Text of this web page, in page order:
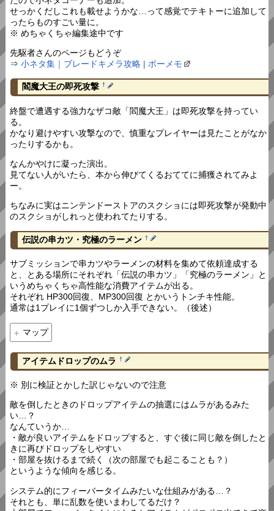
せっかくだしこれも載せようかな…って感覚でテキトーに追加して
ったらものすごい量に。
※ めちゃくちゃ編集途中です
先駆者さんのページもどうぞ
⇒小ネタ集｜ブレードキメラ攻略 | ボーメモ
閻魔大王の即死攻撃 †
終盤で遭遇する強力なザコ敵「閻魔大王」は即死攻撃を持ってい
る。
かなり避けやすい攻撃なので、慎重なプレイヤーは見たことがなか
ったりするかも。
なんかやけに凝った演出。
見てない人がいたら、本から伸びてくるおててに捕獲されてみよ
ー。
ちなみに実はニンテンドーストアのスクショには即死攻撃が発動中
のスクショがしれっと使われてたりする。
伝説の串カツ・究極のラーメン †
サブミッションで串カツやラーメンの材料を集めて依頼達成する
と、とある場所にそれぞれ「伝説の串カツ」「究極のラーメン」と
いうめちゃくちゃ高性能な消費アイテムが出る。
それぞれ HP300回復、MP300回復 とかいうトンチキ性能。
通常は1プレイに1個ずつしか入手できない。（後述）
マップ
アイテムドロップのムラ †
※ 別に検証とかした訳じゃないので注意
敵を倒したときのドロップアイテムの抽選にはムラがあるみた
い…？
なんていうか…
・敵が良いアイテムをドロップすると、すぐ後に同じ敵を倒したと
きに再びドロップをしやすい
・部屋を抜けるまで続く（次の部屋でも起こることも？）
というような傾向を感じる。
システム的にフィーバータイムみたいな仕組みがある…？
それとも、単に乱数を使いまわしてるだけ？